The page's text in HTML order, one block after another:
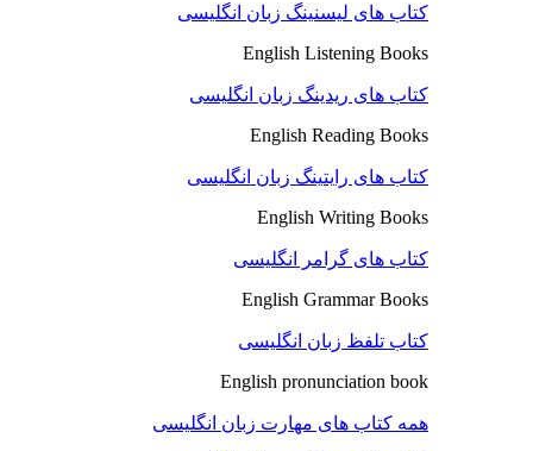
کتاب های لیسنینگ زبان انگلیسی
English Listening Books
کتاب های ریدینگ زبان انگلیسی
English Reading Books
کتاب های رایتینگ زبان انگلیسی
English Writing Books
کتاب های گرامر انگلیسی
English Grammar Books
کتاب تلفظ زبان انگلیسی
English pronunciation book
همه کتاب های مهارت زبان انگلیسی